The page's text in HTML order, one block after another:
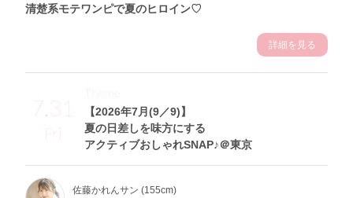
清楚系モテワンピで夏のヒロイン♡
詳細を見る
7.31
Fri
【2026年7月(9／9)】
夏の日差しを味方にする
アクティブおしゃれSNAP♪＠東京
Theme
佐藤かれんサン (155cm)